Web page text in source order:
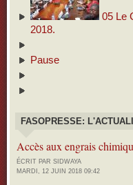
05 Le
2018.
Pause
FASOPRESSE:
Accès aux engrais
ÉCRIT PAR SIDWAYA
MARDI, 12 JUIN 2018 09:42